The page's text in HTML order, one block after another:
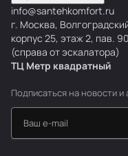
info@santehkomfort.ru
г. Москва,
корпус 25, этаж 2, пав. 90
(справа от эскалатора)
ТЦ Метр квадратный
Подписаться на новости и